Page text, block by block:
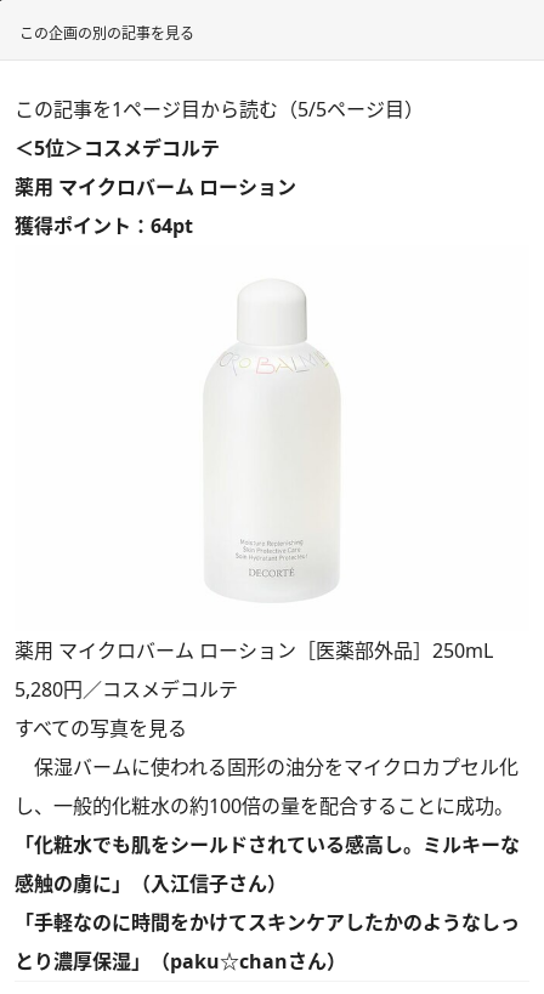
この企画の別の記事を見る
この記事を1ページ目から読む（5/5ページ目）
＜5位＞コスメデコルテ
薬用 マイクロバーム ローション
獲得ポイント：64pt
薬用 マイクロバーム ローション［医薬部外品］250mL
5,280円／コスメデコルテ
すべての写真を見る
保湿バームに使われる固形の油分をマイクロカプセル化
し、一般的化粧水の約100倍の量を配合することに成功。
「化粧水でも肌をシールドされている感高し。ミルキーな
感触の虜に」（入江信子さん）
「手軽なのに時間をかけてスキンケアしたかのようなしっ
とり濃厚保湿」（paku☆chanさん）